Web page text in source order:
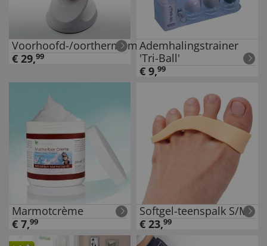
Voorhoofd-/oorthermometer
€ 29,99
Ademhalingstrainer
'Tri-Ball'
€ 9,99
Marmotcrème
€ 7,99
Softgel-teenspalk S/M
€ 23,99